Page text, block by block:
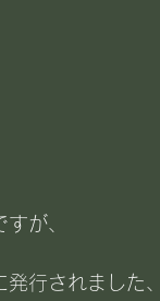
が、
発行されました